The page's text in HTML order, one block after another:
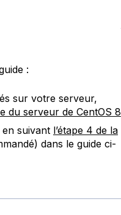
:
sur votre serveur,
du serveur de CentOS 8
suivant l’étape 4 de la
dans le guide ci-